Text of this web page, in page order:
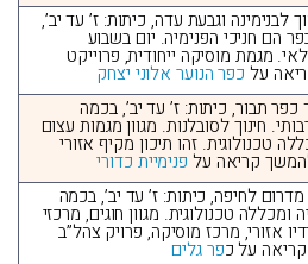
לבנימינה וגבעת עדה, כיתות: ז’ עד יב’,
הם חניכי הפנימיה. יום בשבוע
מגמת מוסיקה ייחודית, פרוייקט
על כפר הנוער אלוני יצחק
כפר תבור, כיתות: ז’ עד יב’, בכמה
חינוך לסובלנות. מגוון מגמות עצום
טכנולוגית. זהו תיכון מקיף אזורי
להמשך קריאה על פנימיית כדורי
לחיפה, כיתות: ז’ עד יב’, בכמה
ומכללה טכנולוגית. מגוון חוגים, מרכזי
אזורי, מרכז מוסיקה, פרויק צהל”ב
קריאה על כפר גלים